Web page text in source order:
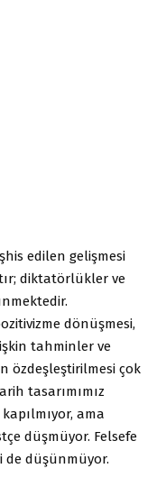
edilen gelişmesi
diktatörlükler ve
dönüşmesi,
tahminler ve
özdeşleştirilmesi çok
tasarımımız
ama
düşmüyor. Felsefe
de düşünmüyor.